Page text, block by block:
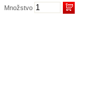
Množstvo